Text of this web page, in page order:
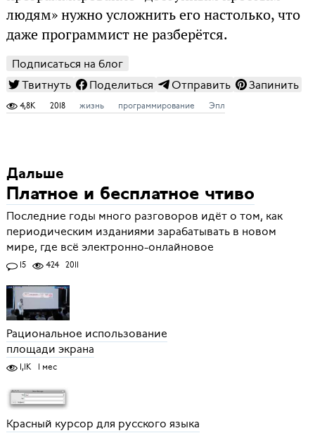
людям» нужно усложнить его настолько, что
даже программист не разберётся.
Подписаться на блог
Твитнуть
Поделиться Отправить Запинить
4,8K 2018 жизнь программирование Эпл
Дальше
Платное и бесплатное чтиво
Последние годы много разговоров идёт о том, как
периодическим изданиями зарабатывать в новом
мире, где всё электронно-онлайновое
15 424 2011
Рациональное использование
площади экрана
1,1K 1 мес
Красный курсор для русского языка